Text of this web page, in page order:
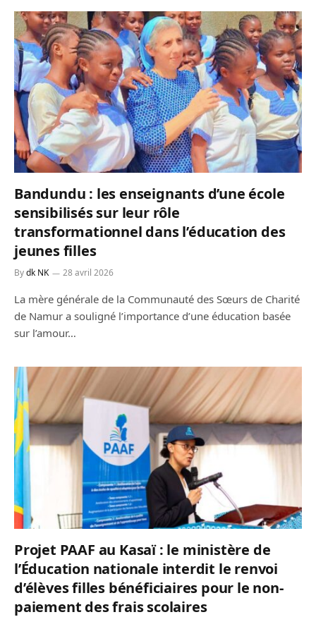
Bandundu : les enseignants d’une école
sensibilisés sur leur rôle
transformationnel dans l’éducation des
jeunes filles
Bydk NK 28 avril 2026
La mère générale de la Communauté des Sœurs de Charité
de Namur a souligné l’importance d’une éducation basée
sur l’amour…
Projet PAAF au Kasaï : le ministère de
l’Éducation nationale interdit le renvoi
d’élèves filles bénéficiaires pour le non-
paiement des frais scolaires